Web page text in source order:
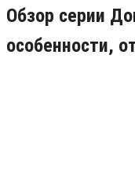
Обзор серии
особенности,